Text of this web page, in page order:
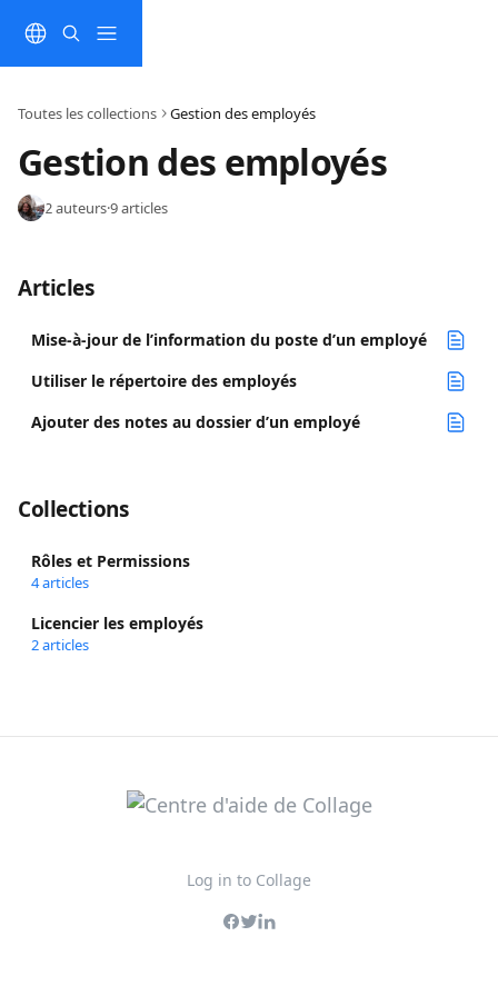
Toutes les collections Gestion des employés
Gestion des employés
2 auteurs·9 articles
Articles
Mise-à-jour de l’information du poste d’un employé
Utiliser le répertoire des employés
Ajouter des notes au dossier d’un employé
Collections
Rôles et Permissions
4 articles
Licencier les employés
2 articles
Log in to Collage